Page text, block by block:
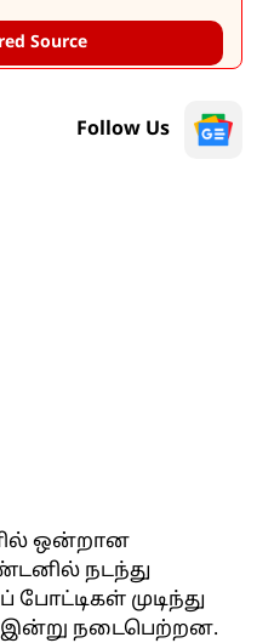
Source
Follow Us
ஒன்றான
நடந்து
போட்டிகள் முடிந்து
இன்று நடைபெற்றன.